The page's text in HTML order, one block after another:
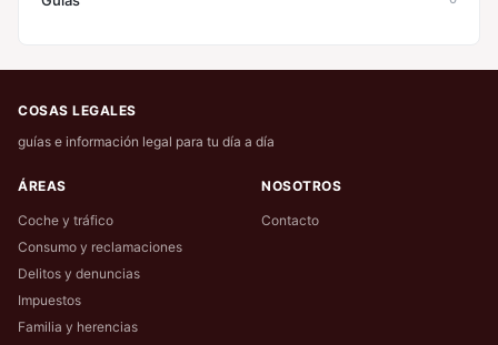
COSAS LEGALES
guías e información legal para tu día a día
ÁREAS
Coche y tráfico
Consumo y reclamaciones
Delitos y denuncias
Impuestos
Familia y herencias
NOSOTROS
Contacto